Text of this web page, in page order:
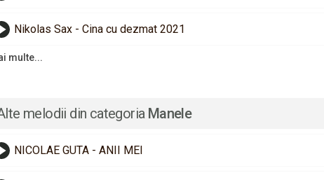
Nikolas Sax - Cina cu dezmat 2021
multe...
melodii din categoria Manele
NICOLAE GUTA - ANII MEI